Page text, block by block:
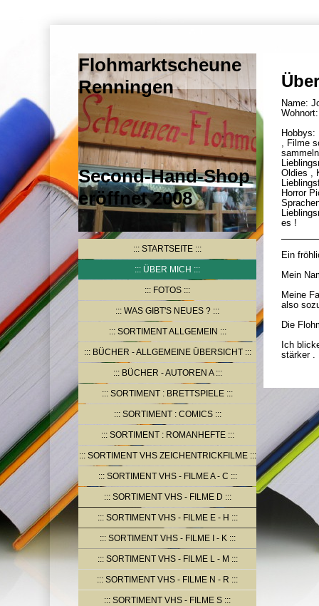
Flohmarktscheune
Renningen
Second-Hand-Shop
eröffnet 2008
STARTSEITE
ÜBER MICH
FOTOS
WAS GIBT'S NEUES ?
SORTIMENT ALLGEMEIN
BÜCHER - ALLGEMEINE ÜBERSICHT
BÜCHER - AUTOREN A
SORTIMENT : BRETTSPIELE
SORTIMENT : COMICS
SORTIMENT : ROMANHEFTE
SORTIMENT VHS ZEICHENTRICKFILME
SORTIMENT VHS - FILME A - C
SORTIMENT VHS - FILME D
SORTIMENT VHS - FILME E - H
SORTIMENT VHS - FILME I - K
SORTIMENT VHS - FILME L - M
SORTIMENT VHS - FILME N - R
SORTIMENT VHS - FILME S
Name:
Hobbys:
, Filme
sammeln
Oldies ,
Horror
es !
Ein
Mein
Meine
also
Die
Ich
stärker .